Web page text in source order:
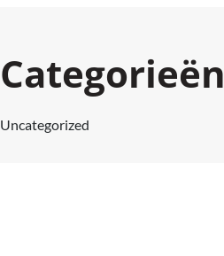
Categorieën
Uncategorized